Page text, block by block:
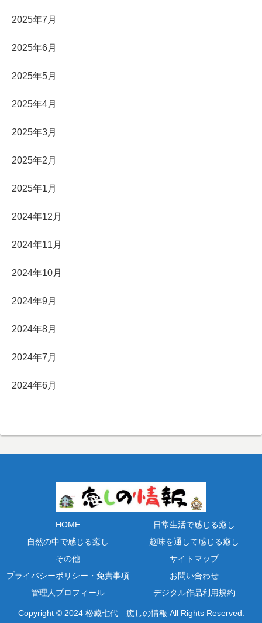
2025年7月
2025年6月
2025年5月
2025年4月
2025年3月
2025年2月
2025年1月
2024年12月
2024年11月
2024年10月
2024年9月
2024年8月
2024年7月
2024年6月
HOME
日常生活で感じる癒し
自然の中で感じる癒し
趣味を通して感じる癒し
その他
サイトマップ
プライバシーポリシー・免責事項
お問い合わせ
管理人プロフィール
デジタル作品利用規約
Copyright © 2024 松藏七代 癒しの情報 All Rights Reserved.